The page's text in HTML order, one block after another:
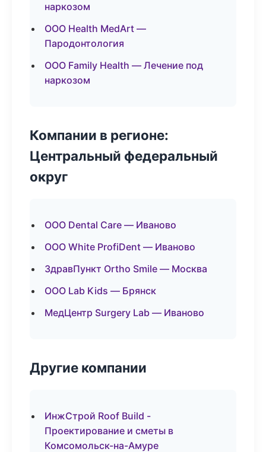
наркозом
ООО Health MedArt —
Пародонтология
ООО Family Health — Лечение под
наркозом
Компании в регионе:
Центральный федеральный
округ
ООО Dental Care — Иваново
ООО White ProfiDent — Иваново
ЗдравПункт Ortho Smile — Москва
ООО Lab Kids — Брянск
МедЦентр Surgery Lab — Иваново
Другие компании
ИнжСтрой Roof Build -
Проектирование и сметы в
Комсомольск-на-Амуре